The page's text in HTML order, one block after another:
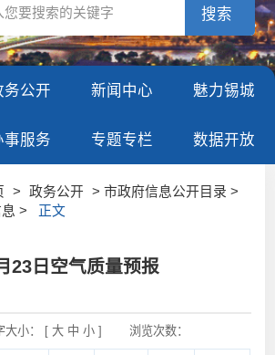
务公开 新闻中心 魅力锡城
事服务 专题专栏 数据开放
> 政务公开
> 市政府信息公开目录 >
>
正文
23日空气质量预报
大小： [ 大 中 小] 浏览次数：